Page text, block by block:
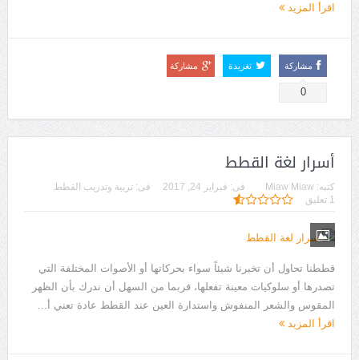
اقرأ المزيد
مشاركة
0
تغريدة مشاركة
أسرار لغة القطط
كتبه: Miaw Miaw فى: فبراير 24, 2017 فى: تربية وتدريب القطط
1 تعليق
قططنا تحاول أن تخبرنا شيئاً سواء بحركاتها أو الأصوات المختلفة التي
تصدرها أو سلوكيات معينة تفعلها، فربما من السهل أن ندرك بأن الظهر
المقوس والشعر المنفوش واستدارة العين عند القطط عادة تعني أ...
اقرأ المزيد